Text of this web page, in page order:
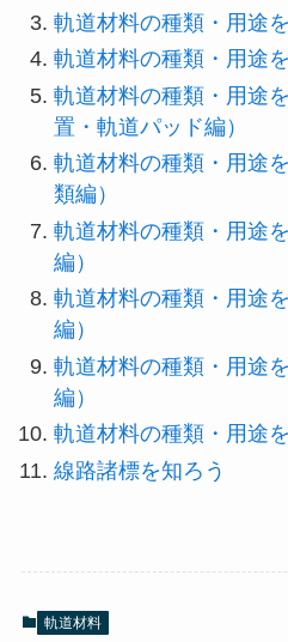
軌道材料の種類・用途
軌道材料の種類・用途
軌道材料の種類・用途
置・軌道パッド編）
軌道材料の種類・用途
類編）
軌道材料の種類・用途
編）
軌道材料の種類・用途
編）
軌道材料の種類・用途
編）
軌道材料の種類・用途
線路諸標を知ろう
軌道材料